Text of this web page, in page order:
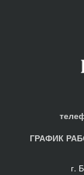
ГРАФИК
г.